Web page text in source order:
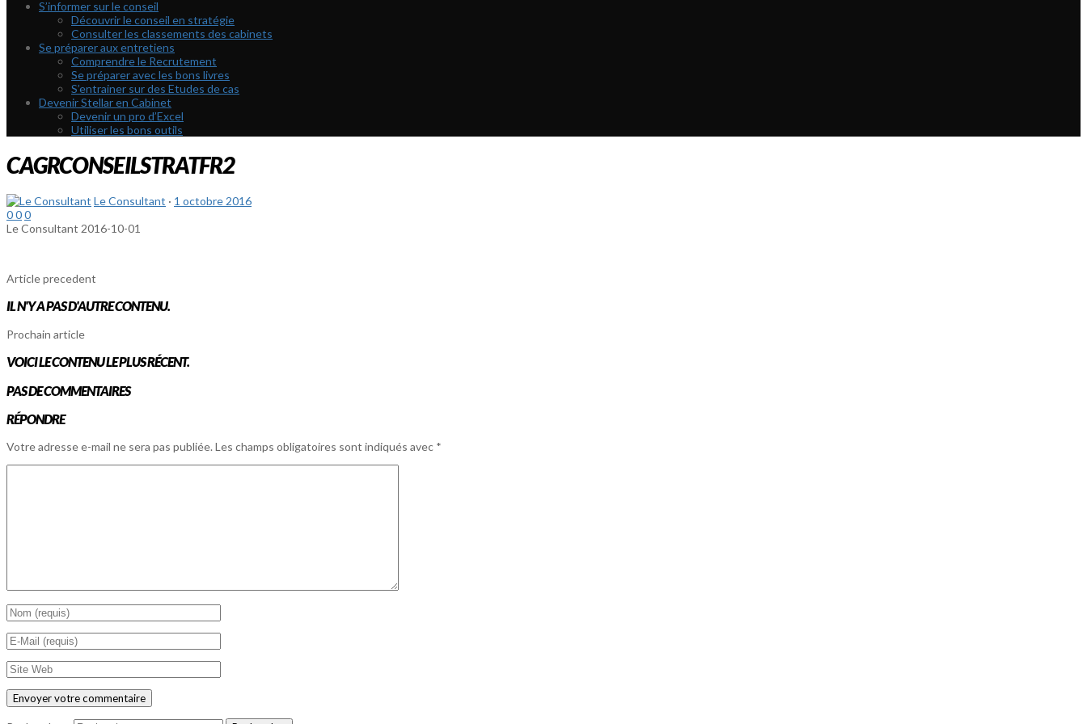
S’informer sur le conseil
Découvrir le conseil en stratégie
Consulter les classements des cabinets
Se préparer aux entretiens
Comprendre le Recrutement
Se préparer avec les bons livres
S’entrainer sur des Etudes de cas
Devenir Stellar en Cabinet
Devenir un pro d’Excel
Utiliser les bons outils
CAGRCONSEILSTRATFR2
Le Consultant · 1 octobre 2016
000
Le Consultant 2016-10-01
Article precedent
IL N'Y A PAS D'AUTRE CONTENU.
Prochain article
VOICI LE CONTENU LE PLUS RÉCENT.
PAS DE COMMENTAIRES
RÉPONDRE
Votre adresse e-mail ne sera pas publiée. Les champs obligatoires sont indiqués avec *